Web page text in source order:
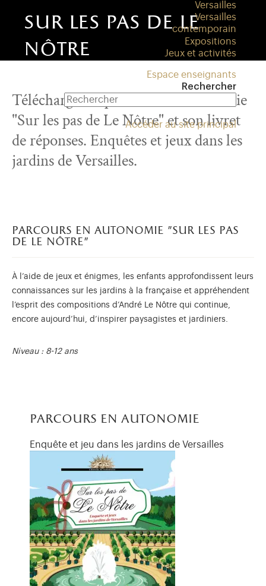
Versailles
Versailles
contemporain
Expositions
Jeux et activités
Espace enseignants
Rechercher
Accéder au site principal
sur les pas de le
nôtre
Téléchargez le parcours en autonomie
"Sur les pas de Le Nôtre" et son livret
de réponses. Enquêtes et jeux dans les
jardins de Versailles.
parcours en autonomie "sur les pas
de le nôtre"
À l’aide de jeux et énigmes, les enfants approfondissent leurs
connaissances sur les jardins à la française et appréhendent
l’esprit des compositions d’André Le Nôtre qui continue,
encore aujourd’hui, d’inspirer paysagistes et jardiniers.
Niveau : 8-12 ans
parcours en autonomie
Enquête et jeu dans les jardins de Versailles